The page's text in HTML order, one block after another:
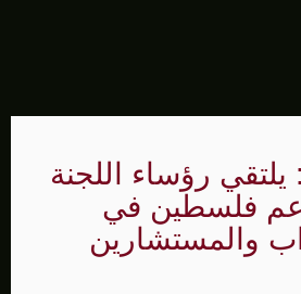
رؤساء اللجنة
لدعم فلسطين في
والمستشارين